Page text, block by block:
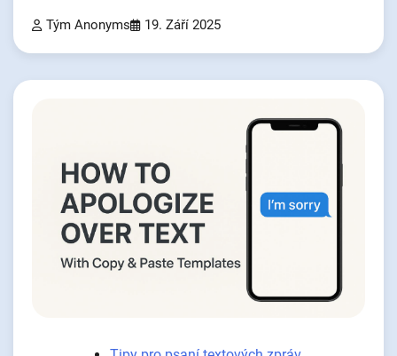
Tým Anonyms 19. Září 2025